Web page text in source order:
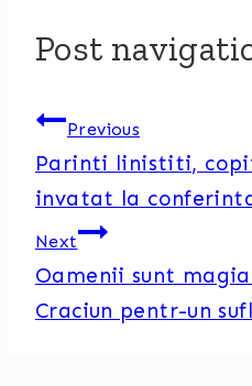
Post
Previous
Parinti linistiti,
invatat la
Next
Oamenii sunt
Craciun pentr-un